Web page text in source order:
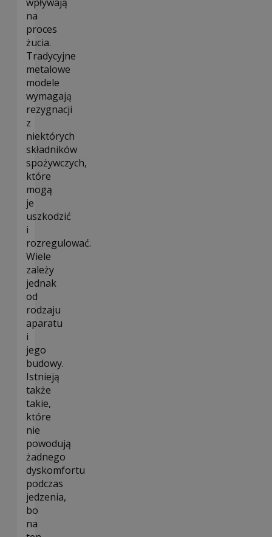
na
proces
żucia.
Tradycyjne
metalowe
modele
wymagają
rezygnacji
z
niektórych
składników
spożywczych,
które
mogą
je
uszkodzić
i
rozregulować.
Wiele
zależy
jednak
od
rodzaju
aparatu
i
jego
budowy.
Istnieją
także
takie,
które
nie
powodują
żadnego
dyskomfortu
podczas
jedzenia,
bo
na